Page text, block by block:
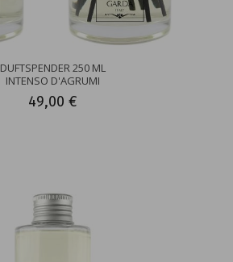
DUFTSPENDER 250 ML
INTENSO D'AGRUMI
49,00 €